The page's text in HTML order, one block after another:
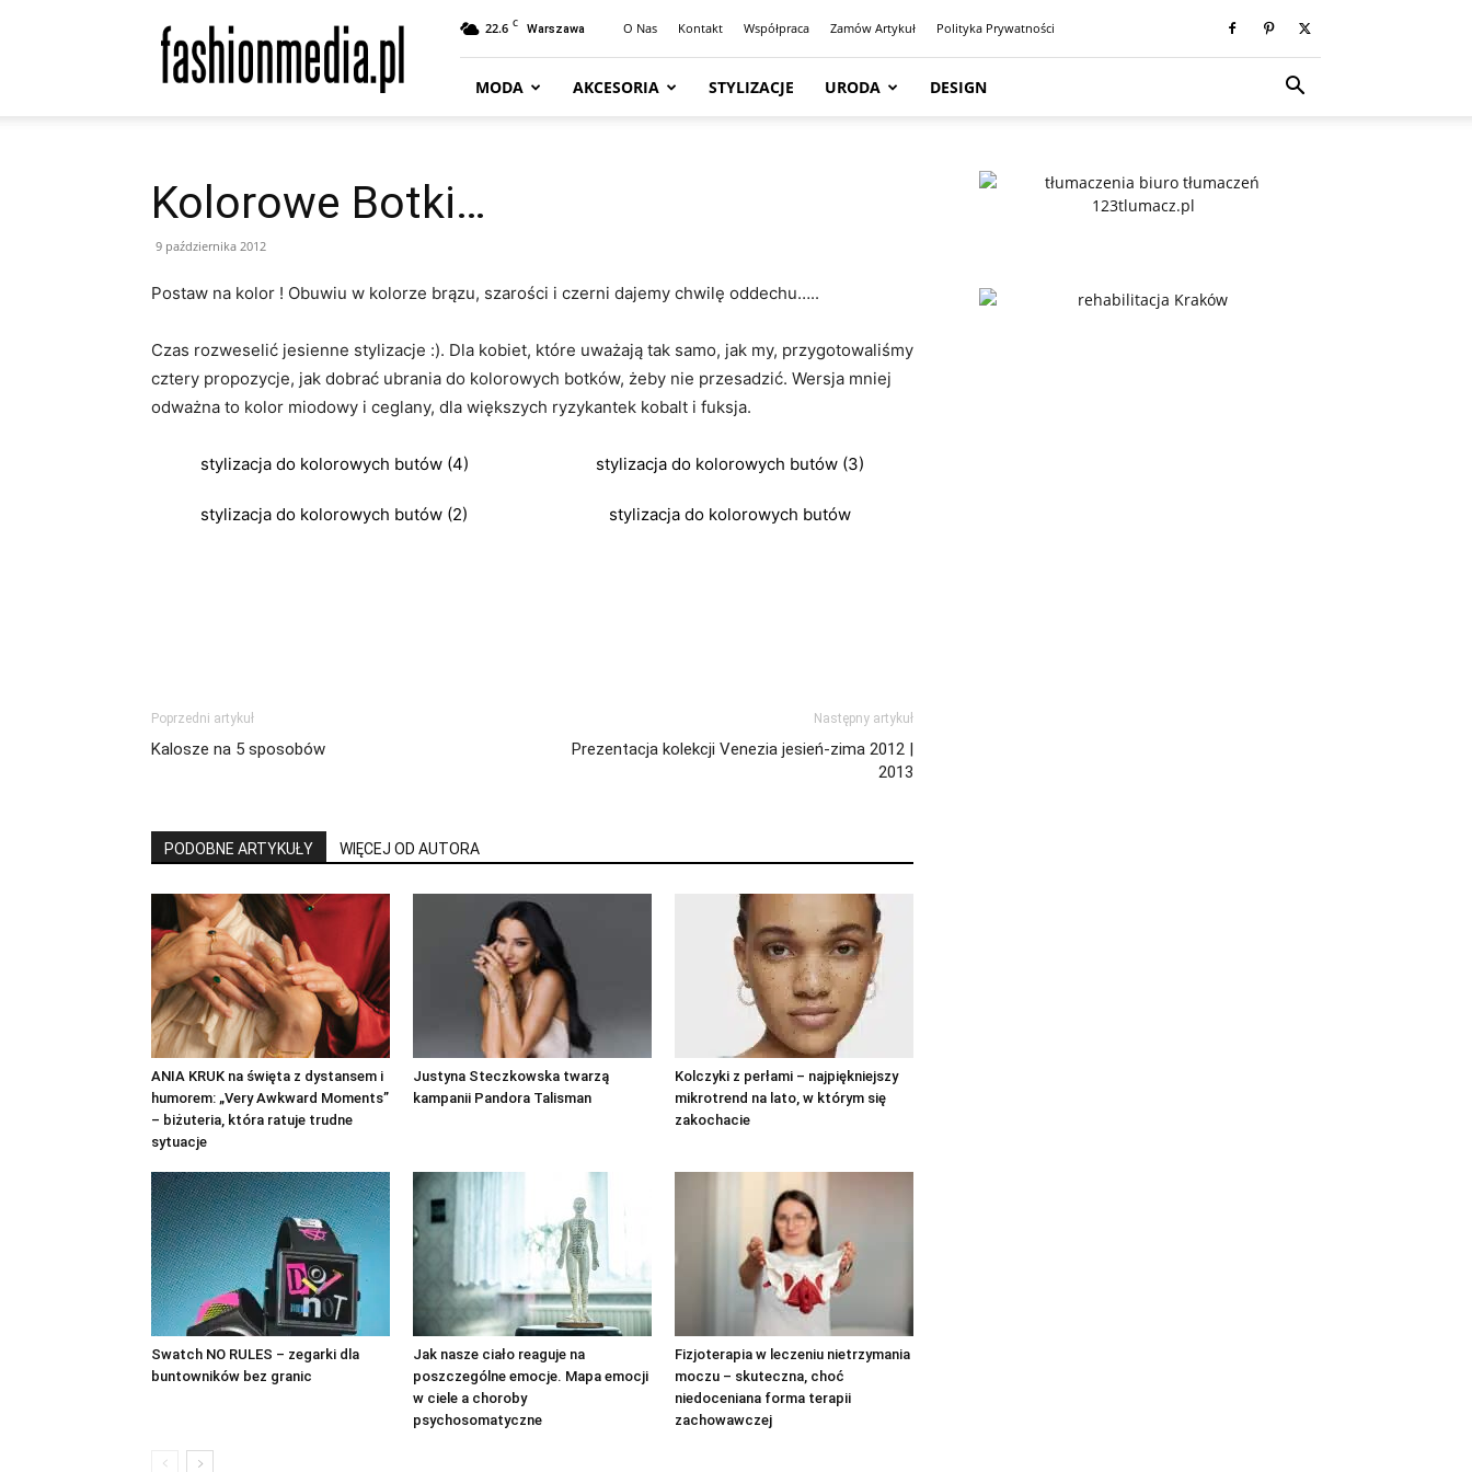
Moda
Trendy
|
Design
22.6 C Warszawa O Nas Kontakt Współpraca Zamów Artykuł Polityka Prywatności
MODA AKCESORIA STYLIZACJE URODA DESIGN
Kolorowe Botki…
9 października 2012
Postaw na kolor ! Obuwiu w kolorze brązu, szarości i czerni dajemy chwilę oddechu…..
Czas rozweselić jesienne stylizacje :). Dla kobiet, które uważają tak samo, jak my, przygotowaliśmy
cztery propozycje, jak dobrać ubrania do kolorowych botków, żeby nie przesadzić. Wersja mniej
odważna to kolor miodowy i ceglany, dla większych ryzykantek kobalt i fuksja.
stylizacja do kolorowych butów (4) stylizacja do kolorowych butów (3)
stylizacja do kolorowych butów (2) stylizacja do kolorowych butów
Poprzedni artykuł
Kalosze na 5 sposobów
Następny artykuł
Prezentacja kolekcji Venezia jesień-zima 2012 |
2013
PODOBNE ARTYKUŁY WIĘCEJ OD AUTORA
ANIA KRUK na święta z dystansem i
humorem: „Very Awkward Moments”
– biżuteria, która ratuje trudne
sytuacje
Justyna Steczkowska twarzą
kampanii Pandora Talisman
Kolczyki z perłami – najpiękniejszy
mikrotrend na lato, w którym się
zakochacie
Swatch NO RULES – zegarki dla
buntowników bez granic
Jak nasze ciało reaguje na
poszczególne emocje. Mapa emocji
w ciele a choroby
psychosomatyczne
Fizjoterapia w leczeniu nietrzymania
moczu – skuteczna, choć
niedoceniana forma terapii
zachowawczej